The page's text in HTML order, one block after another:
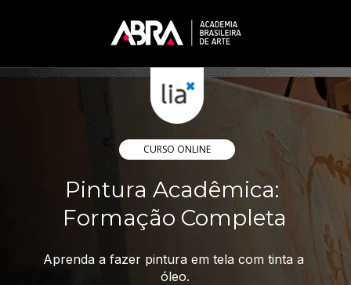
CURSO ONLINE
Pintura Acadêmica:
Formação Completa
Aprenda a fazer pintura em tela com tinta a
óleo.